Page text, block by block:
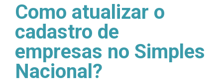
Como atualizar o
cadastro de
empresas no Simples
Nacional?